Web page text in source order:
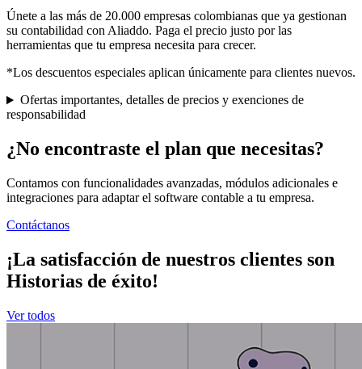
Únete a las más de 20.000 empresas colombianas que ya gestionan
su contabilidad con Aliaddo. Paga el precio justo por las
herramientas que tu empresa necesita para crecer.
*Los descuentos especiales aplican únicamente para clientes nuevos.
Ofertas importantes, detalles de precios y exenciones de
responsabilidad
¿No encontraste el plan que necesitas?
Contamos con funcionalidades avanzadas, módulos adicionales e
integraciones para adaptar el software contable a tu empresa.
Contáctanos
¡La satisfacción de nuestros clientes son
Historias de éxito!
Ver todos